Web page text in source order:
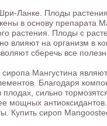
Ланке. Плоды
в основу препарата
растения. Плоды с
влияют на организм в
сберечь все
Мангустина
Благодаря
сильно
мощных
Купить сироп